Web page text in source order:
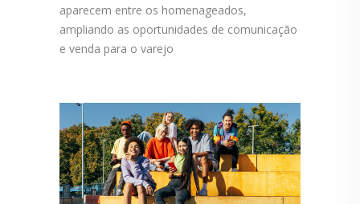
aparecem entre os homenageados,
ampliando as oportunidades de comunicação
e venda para o varejo